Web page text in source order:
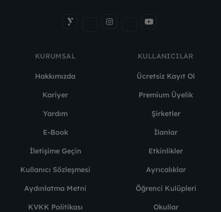
KURUMSAL
Hakkımızda
Kariyer
Yardım
E-Book
İletişime Geçin
Kullanıcı Sözleşmesi
Aydınlatma Metni
KVKK Politikası
KULLANICILAR
Ücretsiz Kayıt Ol
Premium Üyelik
Şirketler
İlanlar
Etkinlikler
Ayrıcalıklar
Öğrenci Kulüpleri
Okullar